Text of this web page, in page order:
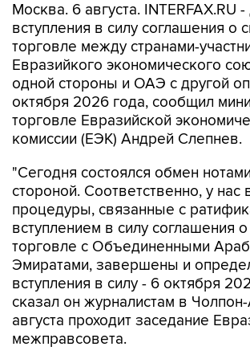
Москва. 6 августа. INTERFAX.RU
вступления в силу соглашения о
торговле между странами-
Евразийкого экономического
одной стороны и ОАЭ с другой
октября 2026 года, сообщил
торговле Евразийской
комиссии (ЕЭК) Андрей Слепнев.
"Сегодня состоялся обмен
стороной. Соответственно, у нас
процедуры, связанные с
вступлением в силу соглашения
торговле с Объединенными
Эмиратами, завершены и
вступления в силу - 6 октября
сказал он журналистам в
августа проходит заседание
межправсовета.